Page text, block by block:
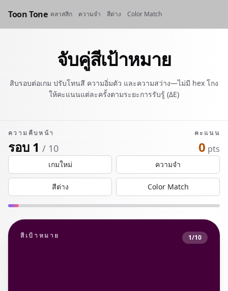
Toon Tone คลาสสิก ความจำ สีต่าง Color Match
จับคู่สีเป้าหมาย
สิบรอบต่อเกม ปรับโทนสี ความอิ่มตัว และความสว่าง—ไม่มี hex โกง
ให้คะแนนแต่ละครั้งตามระยะการรับรู้ (ΔE)
ความคืบหน้า
รอบ 1 / 10
คะแนน
0 pts
เกมใหม่ ความจำ
สีต่าง Color Match
สีเป้าหมาย 1/10